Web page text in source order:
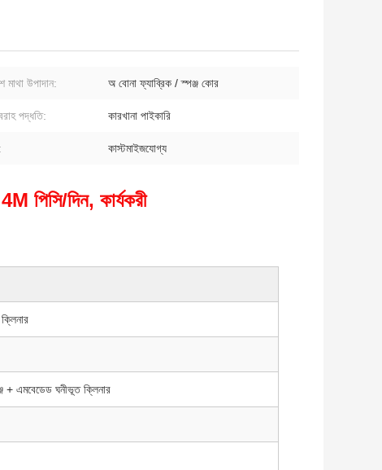
মাথা উপাদান: অ বোনা ফ্যাব্রিক / স্পঞ্জ কোর
পদ্ধতি: কারখানা পাইকারি
কাস্টমাইজযোগ্য
পিসি/দিন, কার্যকরী
+ এমবেডেড ঘনীভূত ক্লিনার